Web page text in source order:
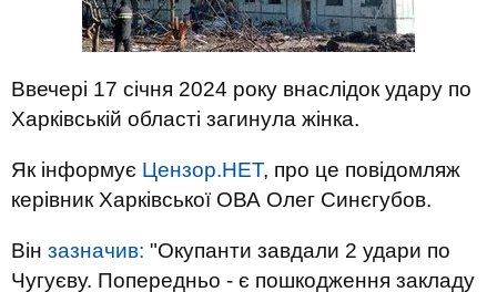
Ввечері 17 січня 2024 року внаслідок удару по
Харківській області загинула жінка.
Як інформує Цензор.НЕТ, про це повідомляж
керівник Харківської ОВА Олег Синєгубов.
Він зазначив: "Окупанти завдали 2 удари по
Чугуєву. Попередньо - є пошкодження закладу